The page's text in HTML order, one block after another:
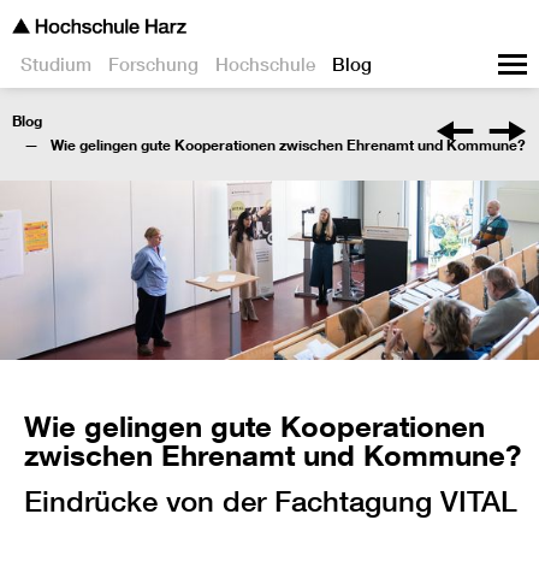
Studium Forschung Hochschule Blog
Blog
Wie gelingen gute Kooperationen zwischen Ehrenamt und Kommune?
Wie gelingen gute Kooperationen
zwischen Ehrenamt und Kommune?
Eindrücke von der Fachtagung VITAL